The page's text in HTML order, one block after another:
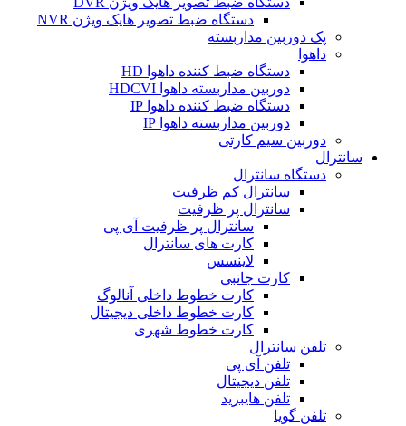
دستگاه ضبط تصویر هایک ویژن NVR
پک دوربین مداربسته
داهوا
دستگاه ضبط کننده داهوا HD
دوربین مداربسته داهوا HDCVI
دستگاه ضبط کننده داهوا IP
دوربین مداربسته داهوا IP
دوربین سیم کارتی
سانترال
دستگاه سانترال
سانترال کم ظرفیت
سانترال پر ظرفیت
سانترال پر ظرفیت آی پی
کارت های سانترال
لاینسس
کارت جانبی
کارت خطوط داخلی آنالوگ
کارت خطوط داخلی دیجیتال
کارت خطوط شهری
تلفن سانترال
تلفن آی پی
تلفن دیجیتال
تلفن هایبرید
تلفن گویا